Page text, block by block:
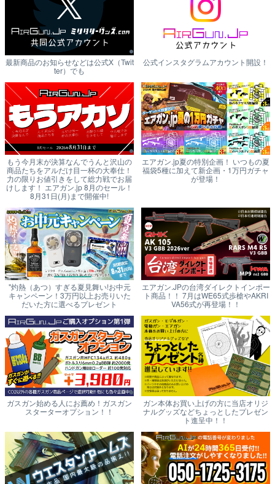
最新商品のお知らせなどは公式X（Twit
ter）でも
公式インスタグラムアカウント開設！
もう今月末が決算なんでうんと沢山の
商品たちをアルだけ目一杯の大奉仕！
力の限りお値引きをして総力戦でお届
けします！ エアガン.jp 8月のセール！
8月31日(月)まで開催中!
エアガン.jp夏の特別企画！ いつもの夏
福袋5種に加えて新企画・1万円ガチャ
が登場！
"灼熱（あつ）すぎる夏見舞い!お中元
キャンペーン！3万円以上お売りいた
だいた方に選べるプレゼント
エアガン.JPの台湾ダイレクトインポー
ト商品！！ 7月はWE65式歩槍やAKRI
VA56式が再登場！！
ガスガン始める人にお薦め！ガスガン
スターターオプション！！
ガン本体お買い上げの方に当店オリジ
ナルグッズなどちょっとしたプレゼン
ト進呈中！！